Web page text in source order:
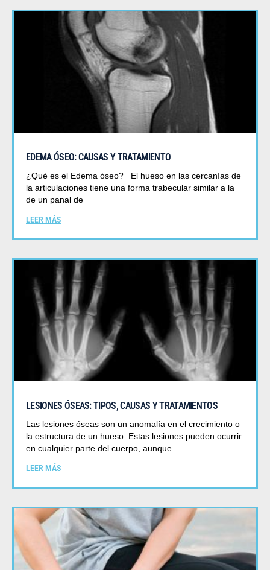
EDEMA ÓSEO: CAUSAS Y TRATAMIENTO
¿Qué es el Edema óseo? El hueso en las cercanías de
la articulaciones tiene una forma trabecular similar a la
de un panal de
LEER MÁS
LESIONES ÓSEAS: TIPOS, CAUSAS Y TRATAMIENTOS
Las lesiones óseas son un anomalía en el crecimiento o
la estructura de un hueso. Estas lesiones pueden ocurrir
en cualquier parte del cuerpo, aunque
LEER MÁS